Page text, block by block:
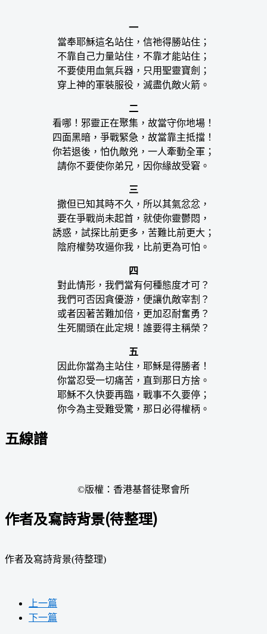
一
當奉耶穌這名站住，信祂得勝站住；
不靠自己力量站住，不靠才能站住；
不要使用血氣兵器，只用聖靈寶劍；
穿上神的軍裝服役，滅盡仇敵火箭。
二
看哪！邪靈正在聚集，故當守你地場！
四面黑暗，爭戰緊急，故當靠主抵擋！
你若退後，怕仇敵兇，一人牽動全軍；
請你不要使你弟兄，因你緣故受窘。
三
撒但已知其時不久，所以其氣忿忿，
要在爭戰尚未起首，就使你靈鬱悶，
誘惑，試探比前更多，苦難比前更大；
陰府權勢攻逼你我，比前更為可怕。
四
對此情形，我們當有何種態度才可？
我們可否因貪優游，便讓仇敵宰割？
或者因著苦難加倍，更加忍耐奮勇？
生死關頭在此定規！誰要得主稱榮？
五
因此你當為主站住，耶穌是得勝者！
你當忍受一切痛苦，直到那日方捨。
耶穌不久快要再臨，戰事不久要停；
你今為主受難受驚，那日必得權柄。
五線譜
©版權：香港基督徒聚會所
作者及寫詩背景(待整理)
作者及寫詩背景(待整理)
上一篇
下一篇